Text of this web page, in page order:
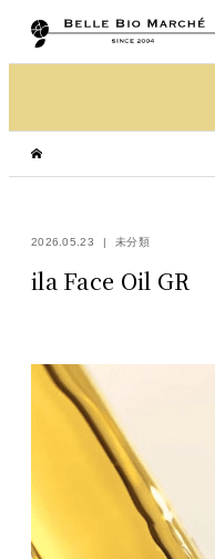
2026.05.23 未分類
ila Face Oil GR